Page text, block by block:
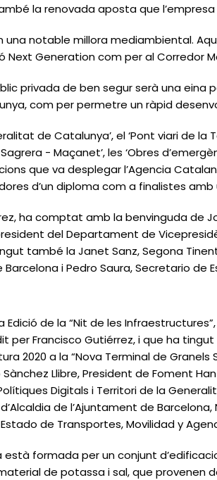
la renovada aposta que
una notable millora mediambiental.
Generation com per al Corredor
privada de ben segur serà una
com per permetre un ràpid
de Catalunya’, el ‘Pont viari de la
- Maçanet’, les ‘Obres
que va desplegar l’Agencia
d’un diploma com a finalistes
ha comptat amb la benvinguda de
del Departament de
també la Janet Sanz, Segona
i Pedro Saura, Secretario de
de la “Nit de les
per Francisco Gutiérrez, i que ha tingut
2020 a la “Nova Terminal de Granels
Llibre, President de Foment
Digitals i Territori de la
de l’Ajuntament de
de Transportes, Movilidad y
està formada per un conjunt
de potassa i sal, que provenen